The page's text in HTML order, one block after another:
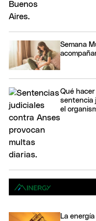
Semana
Qué
sentencia
el
La